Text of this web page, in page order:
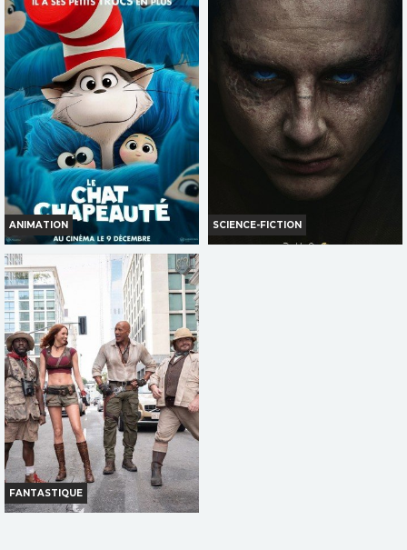
Infos
Bande-annonce
TOUT PUBLIC
Infos
Bande-annonce
ANIMATION
LE CHAT CHAPEAUTÉ
Bande-annonce
TOUT PUBLIC
SCIENCE-FICTION
FANTASTIQUE